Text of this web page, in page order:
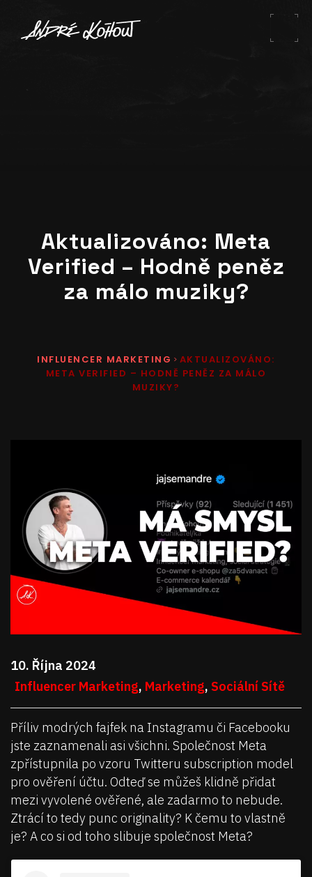
Aktualizováno: Meta
Verified – Hodně peněz
za málo muziky?
INFLUENCER MARKETING > AKTUALIZOVÁNO:
META VERIFIED – HODNĚ PENĚZ ZA MÁLO
MUZIKY?
10. Října 2024
Influencer Marketing, Marketing, Sociální Sítě
Příliv modrých fajfek na Instagramu či Facebooku
jste zaznamenali asi všichni. Společnost Meta
zpřístupnila po vzoru Twitteru subscription model
pro ověření účtu. Odteď se můžeš klidně přidat
mezi vyvolené ověřené, ale zadarmo to nebude.
Ztrácí to tedy punc originality? K čemu to vlastně
je? A co si od toho slibuje společnost Meta?